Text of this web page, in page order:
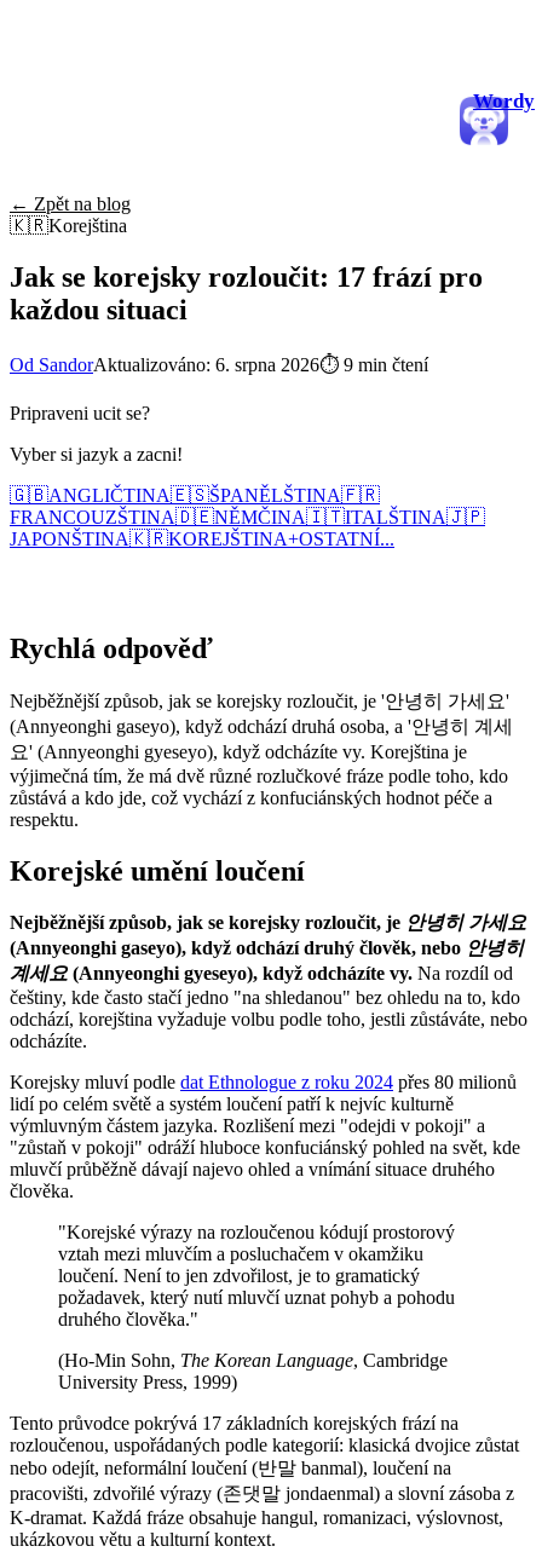
Wordy
← Zpět na blog
🇰🇷Korejština
Jak se korejsky rozloučit: 17 frází pro
každou situaci
Od SandorAktualizováno: 6. srpna 2026⏱ 9 min čtení
Pripraveni ucit se?
Vyber si jazyk a zacni!
🇬🇧ANGLIČTINA🇪🇸ŠPANĚLŠTINA🇫🇷
FRANCOUZŠTINA🇩🇪NĚMČINA🇮🇹ITALŠTINA🇯🇵
JAPONŠTINA🇰🇷KOREJŠTINA+OSTATNÍ...
Rychlá odpověď
Nejběžnější způsob, jak se korejsky rozloučit, je '안녕히 가세요'
(Annyeonghi gaseyo), když odchází druhá osoba, a '안녕히 계세
요' (Annyeonghi gyeseyo), když odcházíte vy. Korejština je
výjimečná tím, že má dvě různé rozlučkové fráze podle toho, kdo
zůstává a kdo jde, což vychází z konfuciánských hodnot péče a
respektu.
Korejské umění loučení
Nejběžnější způsob, jak se korejsky rozloučit, je 안녕히 가세요
(Annyeonghi gaseyo), když odchází druhý člověk, nebo 안녕히
계세요 (Annyeonghi gyeseyo), když odcházíte vy. Na rozdíl od
češtiny, kde často stačí jedno "na shledanou" bez ohledu na to, kdo
odchází, korejština vyžaduje volbu podle toho, jestli zůstáváte, nebo
odcházíte.
Korejsky mluví podle dat Ethnologue z roku 2024 přes 80 milionů
lidí po celém světě a systém loučení patří k nejvíc kulturně
výmluvným částem jazyka. Rozlišení mezi "odejdi v pokoji" a
"zůstaň v pokoji" odráží hluboce konfuciánský pohled na svět, kde
mluvčí průběžně dávají najevo ohled a vnímání situace druhého
člověka.
"Korejské výrazy na rozloučenou kódují prostorový
vztah mezi mluvčím a posluchačem v okamžiku
loučení. Není to jen zdvořilost, je to gramatický
požadavek, který nutí mluvčí uznat pohyb a pohodu
druhého člověka."
(Ho-Min Sohn, The Korean Language, Cambridge
University Press, 1999)
Tento průvodce pokrývá 17 základních korejských frází na
rozloučenou, uspořádaných podle kategorií: klasická dvojice zůstat
nebo odejít, neformální loučení (반말 banmal), loučení na
pracovišti, zdvořilé výrazy (존댓말 jondaenmal) a slovní zásoba z
K-dramat. Každá fráze obsahuje hangul, romanizaci, výslovnost,
ukázkovou větu a kulturní kontext.